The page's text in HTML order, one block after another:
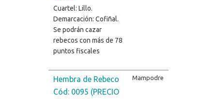
Cuartel: Lillo.
Demarcación: Cofiñal.
Se podrán cazar
rebecos con más de 78
puntos fiscales
Hembra de Rebeco
Cód: 0095 (PRECIO
Mampodre